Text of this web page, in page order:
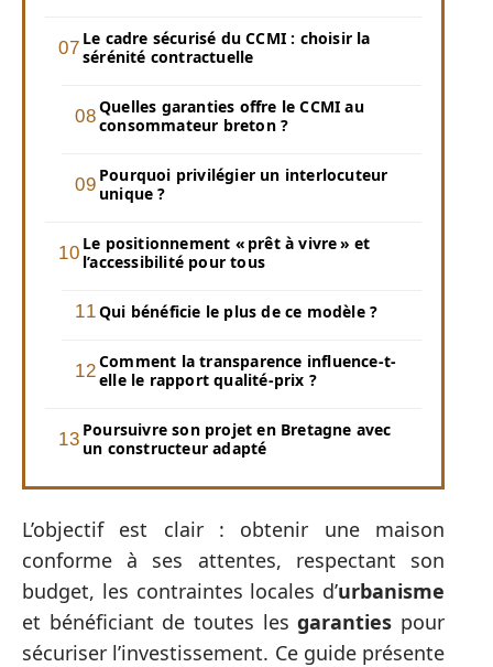
Le cadre sécurisé du CCMI : choisir la
sérénité contractuelle
Quelles garanties offre le CCMI au
consommateur breton ?
Pourquoi privilégier un interlocuteur
unique ?
Le positionnement « prêt à vivre » et
l’accessibilité pour tous
Qui bénéficie le plus de ce modèle ?
Comment la transparence influence-t-
elle le rapport qualité-prix ?
Poursuivre son projet en Bretagne avec
un constructeur adapté
L’objectif est clair : obtenir une maison
conforme à ses attentes, respectant son
budget, les contraintes locales d’urbanisme
et bénéficiant de toutes lesgaranties pour
sécuriser l’investissement. Ce guide présente